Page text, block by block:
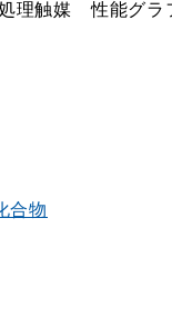
理触媒 性能グラ
合物